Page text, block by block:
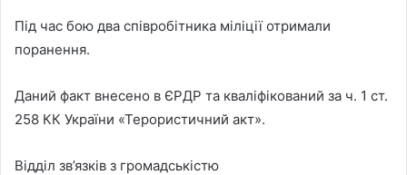
Під час бою два співробітника міліції отримали
поранення.
Даний факт внесено в ЄРДР та кваліфікований за ч. 1 ст.
258 КК України «Терористичний акт».
Відділ зв’язків з громадськістю